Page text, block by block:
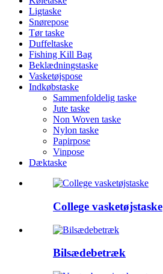
Ligtaske
Snørepose
Tør taske
Duffeltaske
Fishing Kill Bag
Beklædningstaske
Vasketøjspose
Indkøbstaske
Sammenfoldelig taske
Jute taske
Non Woven taske
Nylon taske
Papirpose
Vinpose
Dæktaske
College vasketøjstaske
Bilsædebetræk